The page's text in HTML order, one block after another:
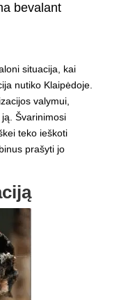
bevalant
situacija, kai
nutiko Klaipėdoje.
valymui,
Švarinimosi
teko ieškoti
prašyti jo